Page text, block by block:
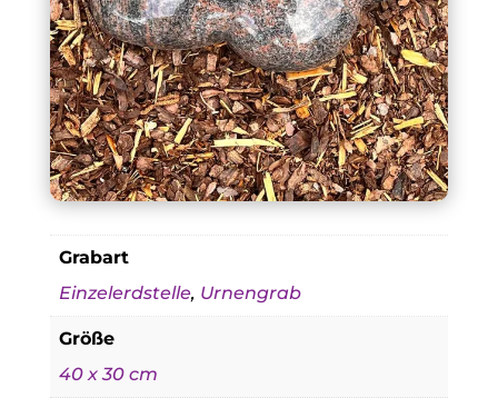
Grabart
Einzelerdstelle, Urnengrab
Größe
40 x 30 cm